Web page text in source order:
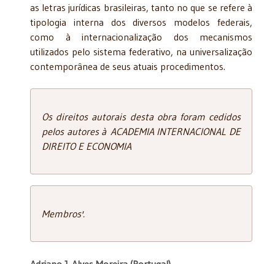
as letras jurídicas brasileiras, tanto no que se refere à
tipologia interna dos diversos modelos federais,
como à internacio­nalização dos mecanismos
utilizados pelo sistema federativo, na universalização
contem­porânea de seus atuais procedimentos.
Os direitos autorais desta obra foram cedidos
pelos autores à ACADEMIA INTERNACIONAL DE
DIREITO E ECONOMIA
Membros'.